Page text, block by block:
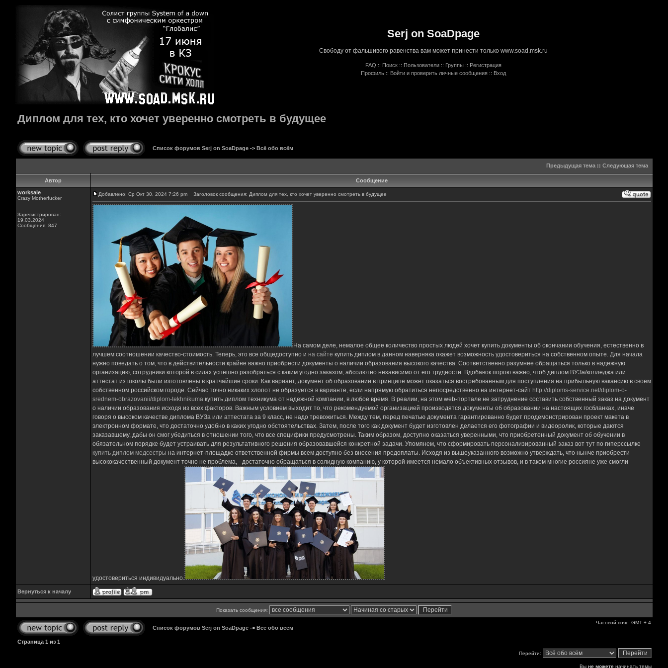
Serj on SoaDpage
Свободу от фальшивого равенства вам может принести только www.soad.msk.ru
FAQ :: Поиск :: Пользователи :: Группы :: Регистрация
Профиль :: Войти и проверить личные сообщения :: Вход
Диплом для тех, кто хочет уверенно смотреть в будущее
Список форумов Serj on SoaDpage-> Всё обо всём
Предыдущая тема:: Следующая тема
Автор
Сообщение
worksale
Crazy Motherfucker
Зарегистрирован:
19.03.2024
Сообщения: 847
Добавлено: Ср Окт 30, 2024 7:26 pm Заголовок сообщения: Диплом для тех, кто хочет уверенно смотреть в будущее
На самом деле, немалое общее количество простых людей хочет купить документы об окончании обучения, естественно в
лучшем соотношении качество-стоимость. Теперь, это все общедоступно и на сайте купить диплом в данном наверняка окажет возможность удостовериться на собственном опыте. Для начала
нужно поведать о том, что в действительности крайне важно приобрести документы о наличии образования высокого качества. Соответственно разумнее обращаться только в надежную
организацию, сотрудники которой в силах успешно разобраться с каким угодно заказом, абсолютно независимо от его трудности. Вдобавок порою важно, чтоб диплом ВУЗа/колледжа или
аттестат из школы были изготовлены в кратчайшие сроки. Как вариант, документ об образовании в принципе может оказаться востребованным для поступления на прибыльную вакансию в своем
собственном российском городе. Сейчас точно никаких хлопот не образуется в варианте, если напрямую обратиться непосредственно на интернет-сайт http://diploms-service.net/diplom-o-
srednem-obrazovanii/diplom-tekhnikuma купить диплом техникума от надежной компании, в любое время. В реалии, на этом web-портале не затруднение составить собственный заказ на документ
о наличии образования исходя из всех факторов. Важным условием выходит то, что рекомендуемой организацией производятся документы об образовании на настоящих госбланках, иначе
говоря о высоком качестве диплома ВУЗа или аттестата за 9 класс, не надо тревожиться. Между тем, перед печатью документа гарантированно будет продемонстрирован проект макета в
электронном формате, что достаточно удобно в каких угодно обстоятельствах. Затем, после того как документ будет изготовлен делается его фотографии и видеоролик, которые даются
заказавшему, дабы он смог убедиться в отношении того, что все специфики предусмотрены. Таким образом, доступно оказаться уверенными, что приобретенный документ об обучении в
обязательном порядке будет устраивать для результативного решения образовавшейся конкретной задачи. Упомянем, что сформировать персонализированный заказ вот тут по гиперссылке
купить диплом медсестры на интернет-площадке ответственной фирмы всем доступно без внесения предоплаты. Исходя из вышеуказанного возможно утверждать, что нынче приобрести
высококачественный документ точно не проблема, - достаточно обращаться в солидную компанию, у которой имеется немало объективных отзывов, и в таком многие россияне уже смогли
удостовериться индивидуально.
Вернуться к началу
Показать сообщения:
Список форумов Serj on SoaDpage-> Всё обо всём
Часовой пояс: GMT + 4
Страница 1 из 1
Перейти:
Вы не можетеначинать темы